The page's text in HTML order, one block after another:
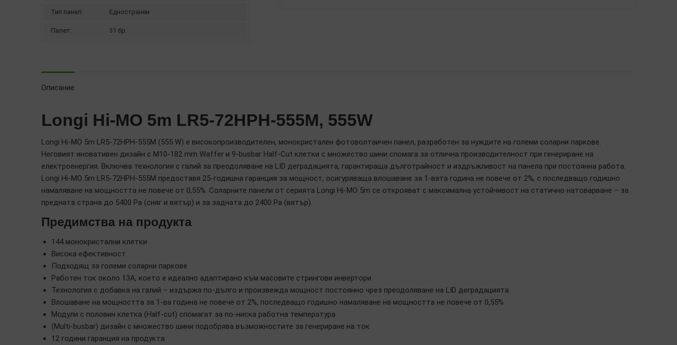
Тип панел: Едностранен
Палет: 31 бр.
Описание
Longi Hi-MO 5m LR5-72HPH-555M, 555W
Longi Hi-MO 5m LR5-72HPH-555M (555 W) е високопроизводителен, монокристален фотоволтаичен панел, разработен за нуждите на големи соларни паркове.
Неговият иновативен дизайн с M10-182 mm Waffer и 9-busbar Half-Cut клетки с множество шини спомага за отлична производителност при генериране на
електроенергия. Включва технология с галий за преодоляване на LID деградацията, гарантираща дълготрайност и издръжливост на панела при постоянна работа.
Longi Hi-MO 5m LR5-72HPH-555M предоставя 25-годишна гаранция за мощност, осигуряваща влошаване за 1-вата година не повече от 2%, с последващо годишно
намаляване на мощността не повече от 0,55%. Соларните панели от серията Longi Hi-MO 5m се открояват с максимална устойчивост на статично натоварване – за
предната страна до 5400 Pa (сняг и вятър) и за задната до 2400 Pa (вятър).
Предимства на продукта
144 монокристални клетки
Висока ефективност
Подходящ за големи соларни паркове
Работен ток около 13A, което е идеално адаптирано към масовите стрингови инвертори
Технология с добавка на галий – издържа по-дълго и произвежда мощност постоянно чрез преодоляване на LID деградацията
Влошаване на мощността за 1-ва година не повече от 2%, последващо годишно намаляване на мощността не повече от 0,55%
Модули с половин клетка (Half-cut) спомагат за по-ниска работна температура
(Multi-busbar) дизайн с множество шини подобрява възможностите за генериране на ток
12 години гаранция на продукта